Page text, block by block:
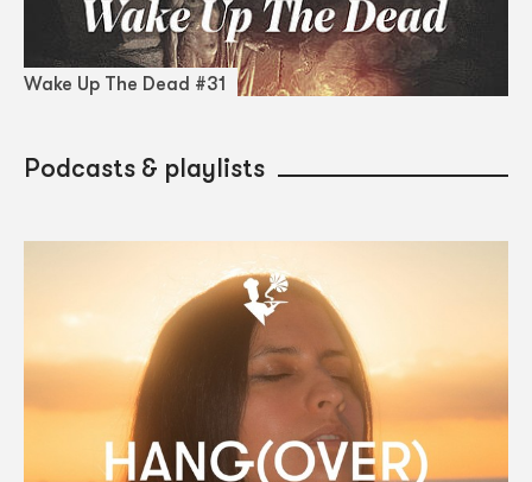
Wake Up The Dead #31
Podcasts & playlists